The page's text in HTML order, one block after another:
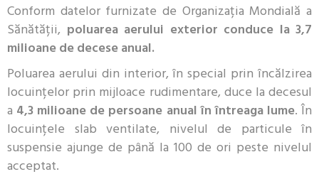
Conform datelor furnizate de Organizația Mondială a
Sănătății, poluarea aerului exterior conduce la 3,7
milioane de decese anual.
Poluarea aerului din interior, în special prin încălzirea
locuințelor prin mijloace rudimentare, duce la decesul
a 4,3 milioane de persoane anual în întreaga lume. În
locuințele slab ventilate, nivelul de particule în
suspensie ajunge de până la 100 de ori peste nivelul
acceptat.